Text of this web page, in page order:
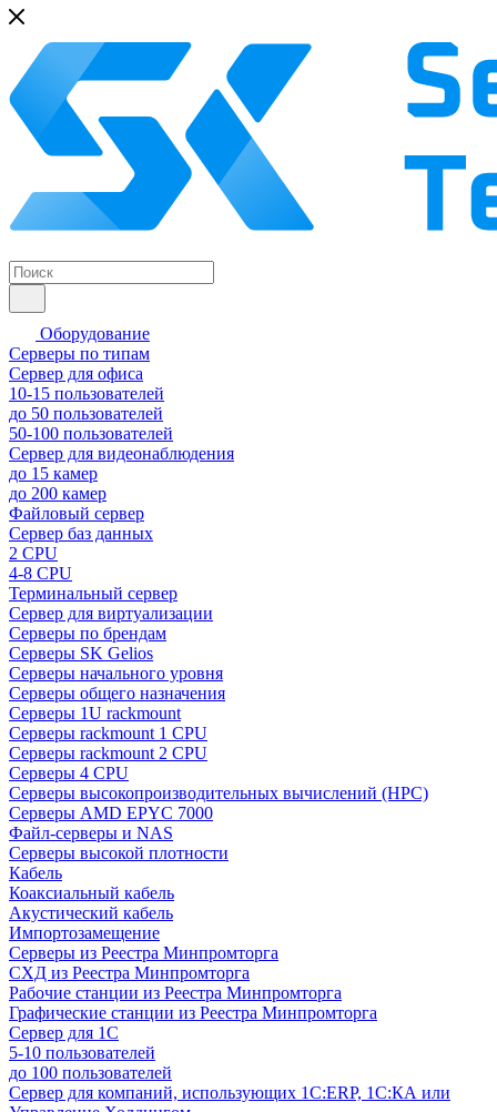
Оборудование
Серверы по типам
Сервер для офиса
10-15 пользователей
до 50 пользователей
50-100 пользователей
Сервер для видеонаблюдения
до 15 камер
до 200 камер
Файловый сервер
Сервер баз данных
2 CPU
4-8 CPU
Терминальный сервер
Сервер для виртуализации
Серверы по брендам
Серверы SK Gelios
Серверы начального уровня
Серверы общего назначения
Серверы 1U rackmount
Серверы rackmount 1 CPU
Серверы rackmount 2 CPU
Серверы 4 CPU
Серверы высокопроизводительных вычислений (HPC)
Серверы AMD EPYC 7000
Файл-серверы и NAS
Серверы высокой плотности
Кабель
Коаксиальный кабель
Акустический кабель
Импортозамещение
Серверы из Реестра Минпромторга
СХД из Реестра Минпромторга
Рабочие станции из Реестра Минпромторга
Графические станции из Реестра Минпромторга
Сервер для 1С
5-10 пользователей
до 100 пользователей
Сервер для компаний, использующих 1C:ERP, 1С:КА или